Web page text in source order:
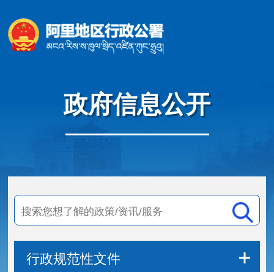
政府信息公开
行政规范性文件